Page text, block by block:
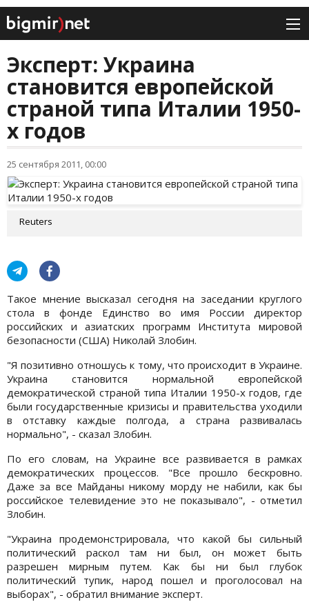
Эксперт: Украина
становится европейской
страной типа Италии 1950-
х годов
25 сентября 2011, 00:00
Reuters
Такое мнение высказал сегодня на заседании круглого
стола в фонде Единство во имя России директор
российских и азиатских программ Института мировой
безопасности (США) Николай Злобин.
"Я позитивно отношусь к тому, что происходит в Украине.
Украина становится нормальной европейской
демократической страной типа Италии 1950-х годов, где
были государственные кризисы и правительства уходили
в отставку каждые полгода, а страна развивалась
нормально", - сказал Злобин.
По его словам, на Украине все развивается в рамках
демократических процессов. "Все прошло бескровно.
Даже за все Майданы никому морду не набили, как бы
российское телевидение это не показывало", - отметил
Злобин.
"Украина продемонстрировала, что какой бы сильный
политический раскол там ни был, он может быть
разрешен мирным путем. Как бы ни был глубок
политический тупик, народ пошел и проголосовал на
выборах", - обратил внимание эксперт.